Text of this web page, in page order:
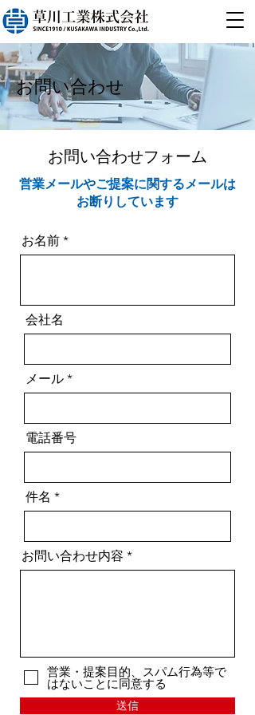
お問い合わせ
​お問い合わせフォーム
営業メールやご提案に関するメールは
お断りしています
お名前
会社名
メール
電話番号
件名
お問い合わせ内容
営業・提案目的、スパム行為等で
はないことに同意する
送信